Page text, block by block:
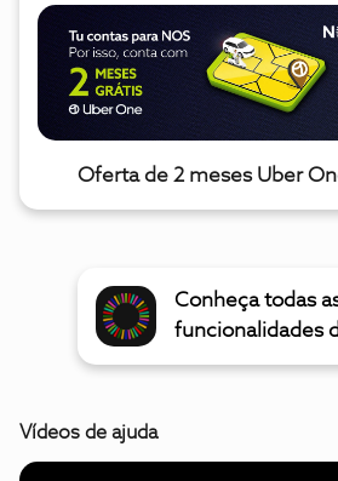
Oferta de 2 meses Uber
Conheça todas
funcionalidades
Vídeos de ajuda